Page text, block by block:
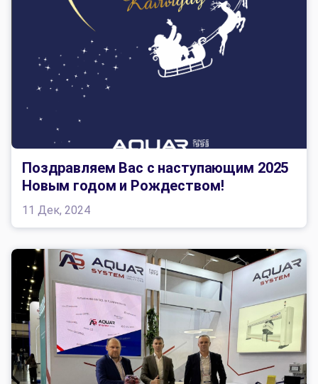
11 Дек, 2024
Поздравляем Вас с наступающим 2025
Новым годом и Рождеством!